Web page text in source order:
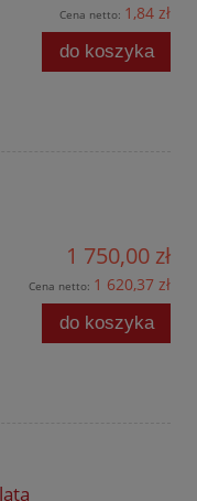
Cena netto: 1,84 zł
do koszyka
1 750,00 zł
Cena netto: 1 620,37 zł
do koszyka